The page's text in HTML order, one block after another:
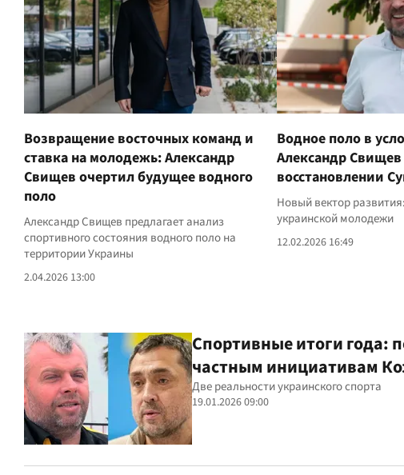
Возвращение восточных команд и
ставка на молодежь: Александр
Свищев очертил будущее водного
поло
Александр Свищев предлагает анализ
спортивного состояния водного поло на
территории Украины
2.04.2026 13:00
Водное поло в
Александр
восстановлении
Новый вектор
украинской молодежи
12.02.2026 16:49
Спортивные итоги года:
частным инициативам
Две реальности украинского спорта
19.01.2026 09:00